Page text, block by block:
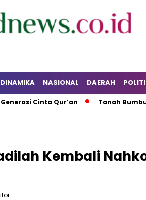
DINAMIKA NASIONAL DAERAH
Cinta Qur’an Tanah Bumbu
Kembali